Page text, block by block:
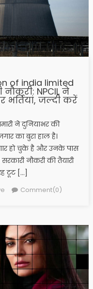
of india limited
NPCIL ने
भर्तियां, जल्दी करें
ने दुनियाभर की
का बुरा हाल है।
हो चुके है और उनके पास
नौकरी की तैयारी
टूट […]
Comment(0)